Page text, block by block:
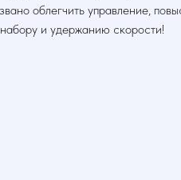
облегчить управление,
и удержанию скорости!